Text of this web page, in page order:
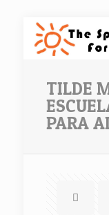
TILDE
PARA